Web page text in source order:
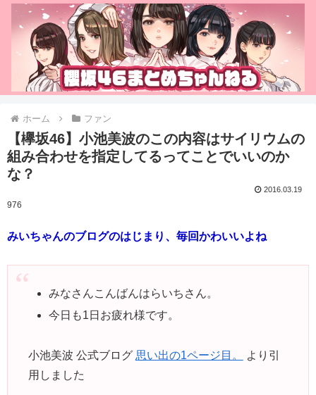
ホーム ファン
【欅坂46】小池美波のこの内容はサイリウムの
組み合わせを指定してるってことでいいのか
な？
2016.03.19
976
みいちゃんのブログのはじまり、毎回かわいいよね
みなさんこんばんはらいちさん。
今日も1日お疲れ様です。
小池美波 公式ブログ 思い出の1ページ目。
より引
用しました